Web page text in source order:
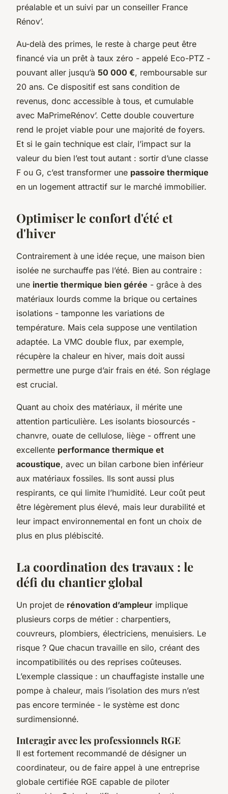
préalable et un suivi par un conseiller France
Rénov’.
Au-delà des primes, le reste à charge peut être
financé via un prêt à taux zéro - appelé Eco-PTZ -
pouvant aller jusqu’à 50 000 €, remboursable sur
20 ans. Ce dispositif est sans condition de
revenus, donc accessible à tous, et cumulable
avec MaPrimeRénov’. Cette double couverture
rend le projet viable pour une majorité de foyers.
Et si le gain technique est clair, l’impact sur la
valeur du bien l’est tout autant : sortir d’une classe
F ou G, c’est transformer une passoire thermique
en un logement attractif sur le marché immobilier.
Optimiser le confort d'été et
d'hiver
Contrairement à une idée reçue, une maison bien
isolée ne surchauffe pas l’été. Bien au contraire :
une inertie thermique bien gérée - grâce à des
matériaux lourds comme la brique ou certaines
isolations - tamponne les variations de
température. Mais cela suppose une ventilation
adaptée. La VMC double flux, par exemple,
récupère la chaleur en hiver, mais doit aussi
permettre une purge d’air frais en été. Son réglage
est crucial.
Quant au choix des matériaux, il mérite une
attention particulière. Les isolants biosourcés -
chanvre, ouate de cellulose, liège - offrent une
excellente performance thermique et
acoustique, avec un bilan carbone bien inférieur
aux matériaux fossiles. Ils sont aussi plus
respirants, ce qui limite l’humidité. Leur coût peut
être légèrement plus élevé, mais leur durabilité et
leur impact environnemental en font un choix de
plus en plus plébiscité.
La coordination des travaux : le
défi du chantier global
Un projet de rénovation d’ampleur implique
plusieurs corps de métier : charpentiers,
couvreurs, plombiers, électriciens, menuisiers. Le
risque ? Que chacun travaille en silo, créant des
incompatibilités ou des reprises coûteuses.
L’exemple classique : un chauffagiste installe une
pompe à chaleur, mais l’isolation des murs n’est
pas encore terminée - le système est donc
surdimensionné.
Interagir avec les professionnels RGE
Il est fortement recommandé de désigner un
coordinateur, ou de faire appel à une entreprise
globale certifiée RGE capable de piloter